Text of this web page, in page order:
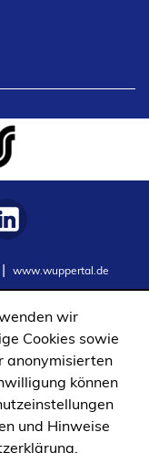
www.wuppertal.de
wir
Cookies sowie
anonymisierten
können
und Hinweise